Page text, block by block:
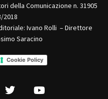
della Comunicazione n. 31905
2018
Ivano Rolli – Direttore
Saracino
Cookie Policy